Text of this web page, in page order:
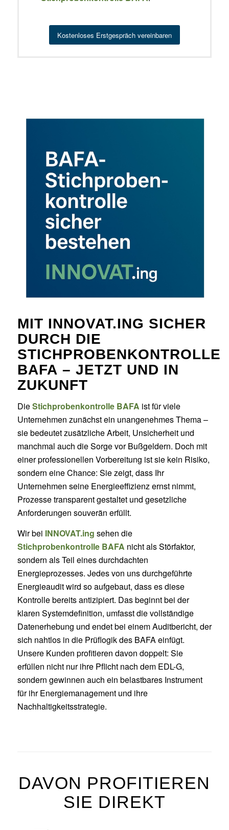
Kostenloses Erstgespräch vereinbaren
MIT INNOVAT.ING SICHER
DURCH DIE
STICHPROBENKONTROLLE
BAFA – JETZT UND IN
ZUKUNFT
DieStichprobenkontrolle BAFA ist für viele
Unternehmen zunächst ein unangenehmes Thema –
sie bedeutet zusätzliche Arbeit, Unsicherheit und
manchmal auch die Sorge vor Bußgeldern. Doch mit
einer professionellen Vorbereitung ist sie kein Risiko,
sondern eine Chance: Sie zeigt, dass Ihr
Unternehmen seine Energieeffizienz ernst nimmt,
Prozesse transparent gestaltet und gesetzliche
Anforderungen souverän erfüllt.
Wir bei INNOVAT.ing sehen die
Stichprobenkontrolle BAFA nicht als Störfaktor,
sondern als Teil eines durchdachten
Energieprozesses. Jedes von uns durchgeführte
Energieaudit wird so aufgebaut, dass es diese
Kontrolle bereits antizipiert. Das beginnt bei der
klaren Systemdefinition, umfasst die vollständige
Datenerhebung und endet bei einem Auditbericht, der
sich nahtlos in die Prüflogik des BAFA einfügt.
Unsere Kunden profitieren davon doppelt: Sie
erfüllen nicht nur ihre Pflicht nach dem EDL-G,
sondern gewinnen auch ein belastbares Instrument
für ihr Energiemanagement und ihre
Nachhaltigkeitsstrategie.
DAVON PROFITIEREN
SIE DIREKT